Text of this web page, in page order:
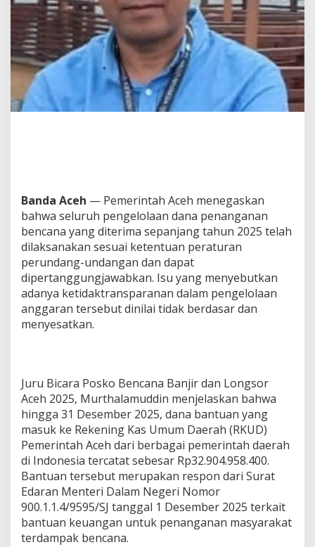
i
a
n
D
a
n
a
B
S
e
s
u
a
i
R
e
g
u
Banda Aceh — Pemerintah Aceh menegaskan
bahwa seluruh pengelolaan dana penanganan
bencana yang diterima sepanjang tahun 2025 telah
dilaksanakan sesuai ketentuan peraturan
perundang-undangan dan dapat
dipertanggungjawabkan. Isu yang menyebutkan
adanya ketidaktransparanan dalam pengelolaan
anggaran tersebut dinilai tidak berdasar dan
menyesatkan.
Juru Bicara Posko Bencana Banjir dan Longsor
Aceh 2025, Murthalamuddin menjelaskan bahwa
hingga 31 Desember 2025, dana bantuan yang
masuk ke Rekening Kas Umum Daerah (RKUD)
Pemerintah Aceh dari berbagai pemerintah daerah
di Indonesia tercatat sebesar Rp32.904.958.400.
Bantuan tersebut merupakan respon dari Surat
Edaran Menteri Dalam Negeri Nomor
900.1.1.4/9595/SJ tanggal 1 Desember 2025 terkait
bantuan keuangan untuk penanganan masyarakat
terdampak bencana.